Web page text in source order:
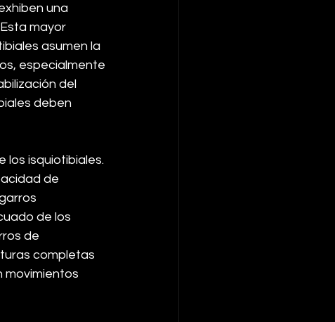
una
mayor
asumen la
especialmente
del
deben
los isquiotibiales.
de
de los
de
completas
movimientos